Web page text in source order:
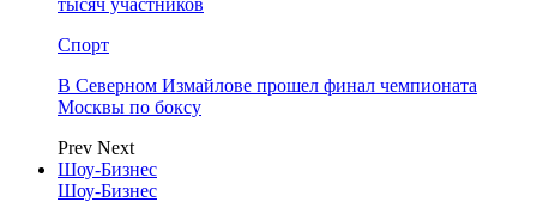
тысяч участников
Спорт
В Северном Измайлове прошел финал чемпионата
Москвы по боксу
Prev Next
Шоу-Бизнес
Шоу-Бизнес